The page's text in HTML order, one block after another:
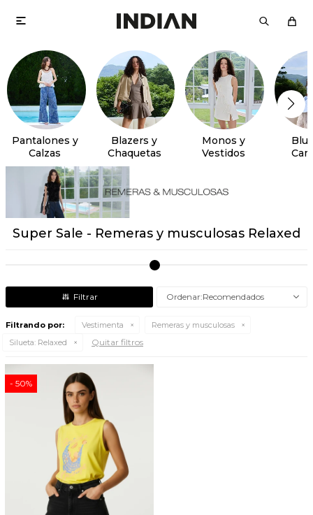

Pantalones y
Calzas
Blazers y
Chaquetas
Monos y
Vestidos
Super Sale - Remeras y musculosas Relaxed
Recomendados
Filtrando por: Vestimenta
Remeras y musculosas
Silueta: Relaxed Quitar filtros
50